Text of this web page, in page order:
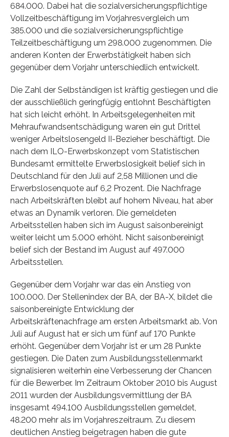
684.000. Dabei hat die sozialversicherungspflichtige
Vollzeitbeschäftigung im Vorjahresvergleich um
385.000 und die sozialversicherungspflichtige
Teilzeitbeschäftigung um 298.000 zugenommen. Die
anderen Konten der Erwerbstätigkeit haben sich
gegenüber dem Vorjahr unterschiedlich entwickelt.
Die Zahl der Selbständigen ist kräftig gestiegen und die
der ausschließlich geringfügig entlohnt Beschäftigten
hat sich leicht erhöht. In Arbeitsgelegenheiten mit
Mehraufwandsentschädigung waren ein gut Drittel
weniger Arbeitslosengeld II-Bezieher beschäftigt. Die
nach dem ILO-Erwerbskonzept vom Statistischen
Bundesamt ermittelte Erwerbslosigkeit belief sich in
Deutschland für den Juli auf 2,58 Millionen und die
Erwerbslosenquote auf 6,2 Prozent. Die Nachfrage
nach Arbeitskräften bleibt auf hohem Niveau, hat aber
etwas an Dynamik verloren. Die gemeldeten
Arbeitsstellen haben sich im August saisonbereinigt
weiter leicht um 5.000 erhöht. Nicht saisonbereinigt
belief sich der Bestand im August auf 497.000
Arbeitsstellen.
Gegenüber dem Vorjahr war das ein Anstieg von
100.000. Der Stellenindex der BA, der BA-X, bildet die
saisonbereinigte Entwicklung der
Arbeitskräftenachfrage am ersten Arbeitsmarkt ab. Von
Juli auf August hat er sich um fünf auf 170 Punkte
erhöht. Gegenüber dem Vorjahr ist er um 28 Punkte
gestiegen. Die Daten zum Ausbildungsstellenmarkt
signalisieren weiterhin eine Verbesserung der Chancen
für die Bewerber. Im Zeitraum Oktober 2010 bis August
2011 wurden der Ausbildungsvermittlung der BA
insgesamt 494.100 Ausbildungsstellen gemeldet,
48.200 mehr als im Vorjahreszeitraum. Zu diesem
deutlichen Anstieg beigetragen haben die gute